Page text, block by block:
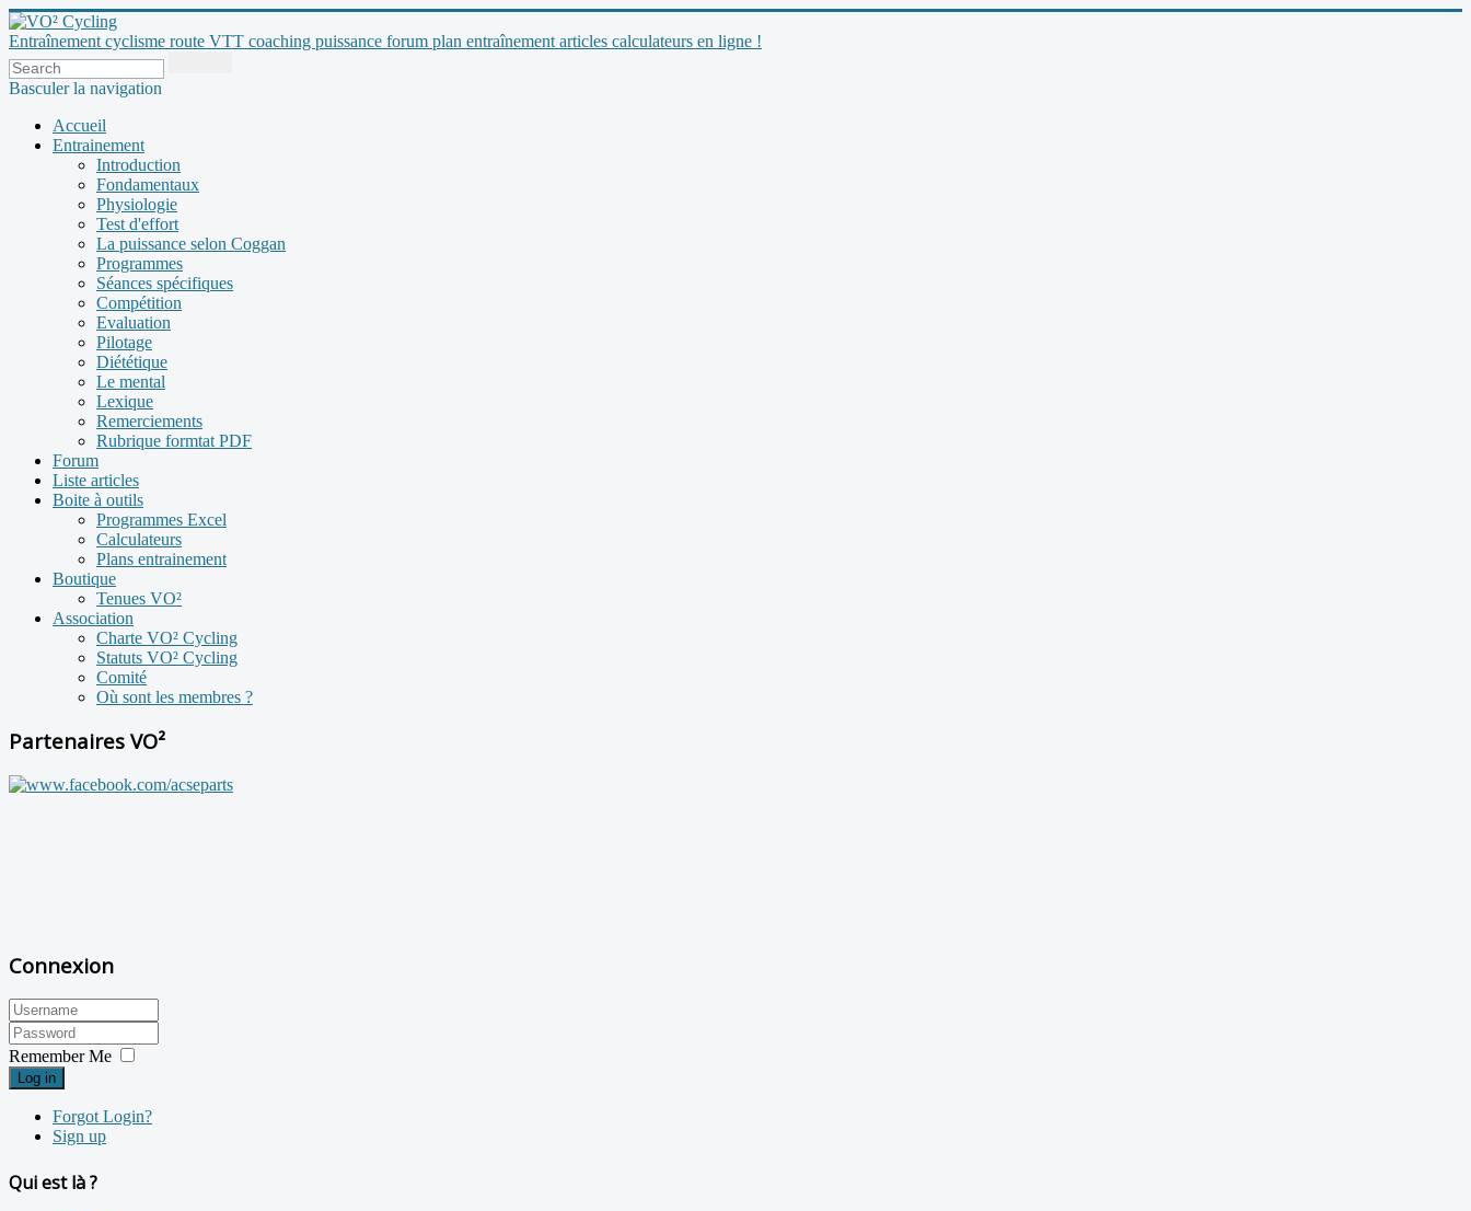
Entraînement cyclisme route VTT coaching puissance forum plan entraînement articles calculateurs en ligne !
Basculer la navigation
Accueil
Entrainement
Introduction
Fondamentaux
Physiologie
Test d'effort
La puissance selon Coggan
Programmes
Séances spécifiques
Compétition
Evaluation
Pilotage
Diététique
Le mental
Lexique
Remerciements
Rubrique formtat PDF
Forum
Liste articles
Boite à outils
Programmes Excel
Calculateurs
Plans entrainement
Boutique
Tenues VO²
Association
Charte VO² Cycling
Statuts VO² Cycling
Comité
Où sont les membres ?
Partenaires VO²
Connexion
Remember Me
Log in
Forgot Login?
Sign up
Qui est là ?